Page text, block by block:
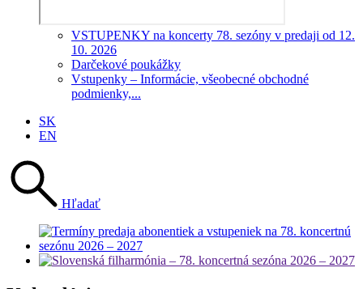
VSTUPENKY na koncerty 78. sezóny v predaji od 12.
10. 2026
Darčekové poukážky
Vstupenky – Informácie, všeobecné obchodné
podmienky,...
SK
EN
Hľadať